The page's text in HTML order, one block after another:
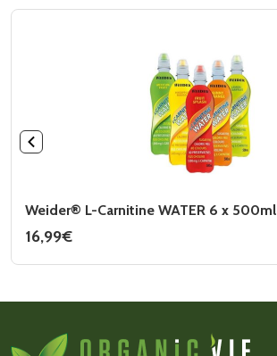
Weider® L-Carnitine WATER 6 x 500ml
16,99€
produit
options